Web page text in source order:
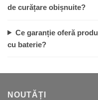
de curățare obișnuite?
Ce garanție oferă
cu baterie?
NOUTĂȚI